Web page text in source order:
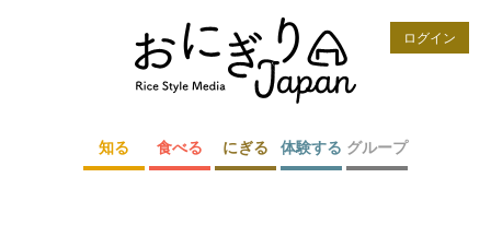
ログイン
知る 食べる にぎる 体験する グループ